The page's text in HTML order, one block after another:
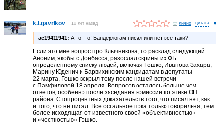
k.i.gavrikov 10 лет назад лично #
ac19411941: А тот то! Бандерлогам писал или нет все таки?
Если это мне вопрос про Клычникова, то расклад следующий.
Аноним, якобы с Донбасса, разослал скрины из ФБ
определенному списку людей, включая Гошко, Иванова Захара,
Марину Юденич и Барвихинским кандидатам в депутаты
22 марта, Гошко вскрыл тему после нашей встречи
с Памфиловой 18 апреля. Вопросов осталось больше чем
ответов, особенно после заседания комиссии по этике ОП
района. Стопроцентных доказательств того, что писал нет, как
и того, что не писал. Все остальное пока только говорильня, тем
более исходящая от известного своей «объективностью»
и «честностью» Гошко.